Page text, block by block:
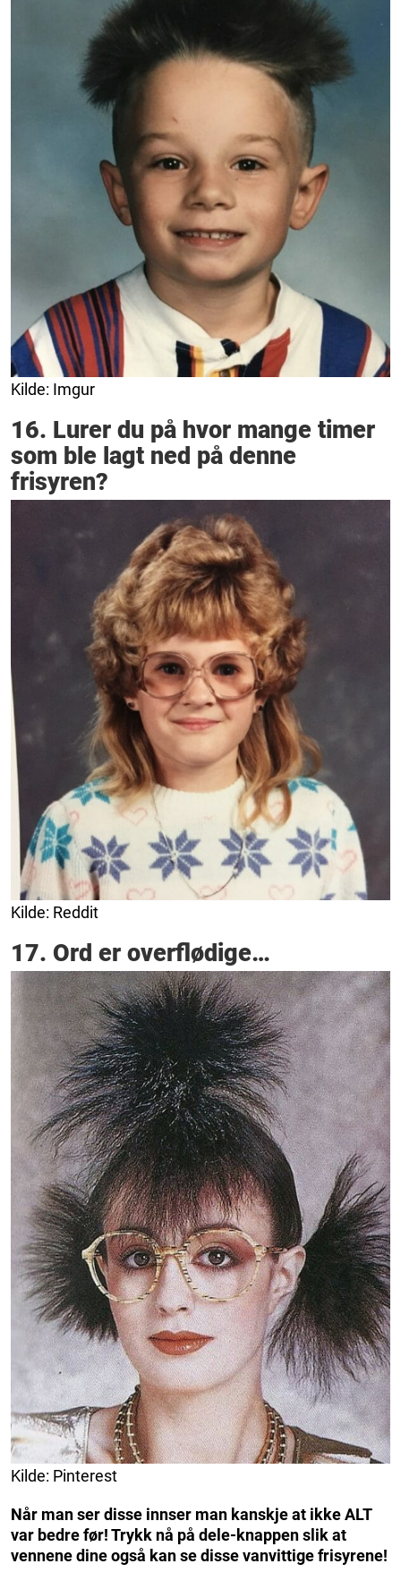
Kilde: Imgur
16. Lurer du på hvor mange timer
som ble lagt ned på denne
frisyren?
Kilde: Reddit
17. Ord er overflødige…
Kilde: Pinterest
Når man ser disse innser man kanskje at ikke ALT
var bedre før! Trykk nå på dele-knappen slik at
vennene dine også kan se disse vanvittige frisyrene!